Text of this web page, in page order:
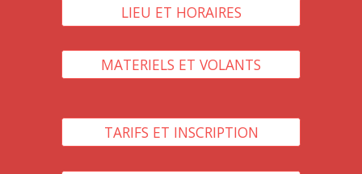
LIEU ET HORAIRES
MATERIELS ET VOLANTS
TARIFS ET INSCRIPTION